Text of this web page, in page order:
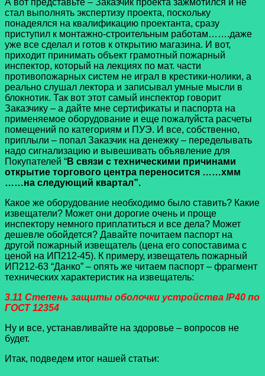
стал выполнять экспертизу проекта, поскольку
понадеялся на квалификацию проектанта, сразу
приступил к монтажно-строительным работам…….даже
уже все сделал и готов к открытию магазина. И вот,
приходит принимать объект грамотный пожарный
инспектор, который на лекциях по мат. части
противопожарных систем не играл в крестики-нолики, а
реально слушал лектора и записывал умные мысли в
блокнотик. Так вот этот самый инспектор говорит
Заказчику – а дайте мне сертификаты и паспорта на
применяемое оборудование и еще пожалуйста расчеты
помещений по категориям и ПУЭ. И все, собственно,
приплыли – попал Заказчик на денежку – переделывать
надо сигнализацию и вывешивать объявление для
Покупателей “В связи с техническими причинами
открытие торгового центра переносится ……хмм
……на следующий квартал”.
Какое же оборудование необходимо было ставить? Какие
извещатели? Может они дорогие очень и проще
инспектору немного приплатиться и все дела? Может
дешевле обойдется? Давайте почитаем паспорт на
другой пожарный извещатель (цена его сопоставима с
ценой на ИП212-45). К примеру, извещатель пожарный
ИП212-63 “Данко” – опять же читаем паспорт – фрагмент
технических характеристик на извещатель:
3.11 Степень защиты оболочки устройства IP40 по
ГОСТ 12354
Ну и все, устанавливайте на здоровье – вопросов не
будет.
Итак, подведем итог нашей статьи: